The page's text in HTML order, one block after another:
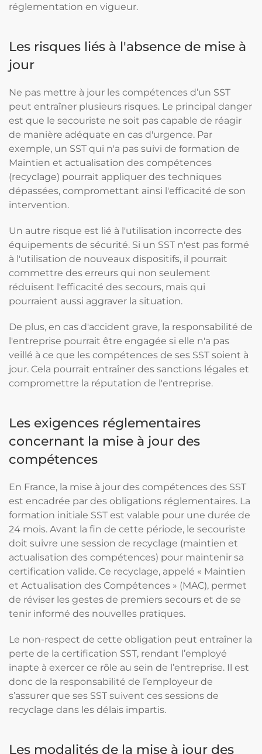
réglementation en vigueur.
Les risques liés à l'absence de mise à
jour
Ne pas mettre à jour les compétences d’un SST
peut entraîner plusieurs risques. Le principal danger
est que le secouriste ne soit pas capable de réagir
de manière adéquate en cas d'urgence. Par
exemple, un SST qui n'a pas suivi de formation de
Maintien et actualisation des compétences
(recyclage) pourrait appliquer des techniques
dépassées, compromettant ainsi l'efficacité de son
intervention.
Un autre risque est lié à l'utilisation incorrecte des
équipements de sécurité. Si un SST n'est pas formé
à l'utilisation de nouveaux dispositifs, il pourrait
commettre des erreurs qui non seulement
réduisent l'efficacité des secours, mais qui
pourraient aussi aggraver la situation.
De plus, en cas d'accident grave, la responsabilité de
l'entreprise pourrait être engagée si elle n'a pas
veillé à ce que les compétences de ses SST soient à
jour. Cela pourrait entraîner des sanctions légales et
compromettre la réputation de l'entreprise.
Les exigences réglementaires
concernant la mise à jour des
compétences
En France, la mise à jour des compétences des SST
est encadrée par des obligations réglementaires. La
formation initiale SST est valable pour une durée de
24 mois. Avant la fin de cette période, le secouriste
doit suivre une session de recyclage (maintien et
actualisation des compétences) pour maintenir sa
certification valide. Ce recyclage, appelé « Maintien
et Actualisation des Compétences » (MAC), permet
de réviser les gestes de premiers secours et de se
tenir informé des nouvelles pratiques.
Le non-respect de cette obligation peut entraîner la
perte de la certification SST, rendant l’employé
inapte à exercer ce rôle au sein de l’entreprise. Il est
donc de la responsabilité de l’employeur de
s’assurer que ses SST suivent ces sessions de
recyclage dans les délais impartis.
Les modalités de la mise à jour des